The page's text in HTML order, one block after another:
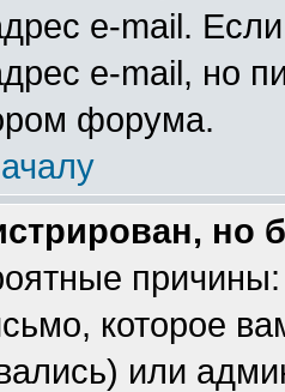
e-mail.
e-mail, но
форума.
но
которое
или